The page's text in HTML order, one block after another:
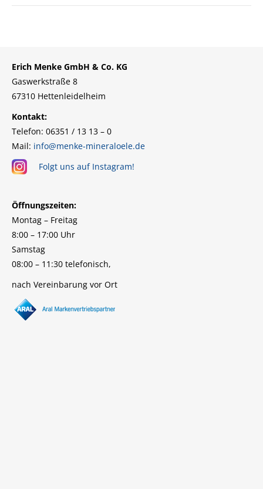
Erich Menke GmbH & Co. KG
Gaswerkstraße 8
67310 Hettenleidelheim
Kontakt:
Telefon: 06351 / 13 13 – 0
Mail: info@menke-mineraloele.de
Folgt uns auf Instagram!
Öffnungszeiten:
Montag – Freitag
8:00 – 17:00 Uhr
Samstag
08:00 – 11:30 telefonisch,
nach Vereinbarung vor Ort